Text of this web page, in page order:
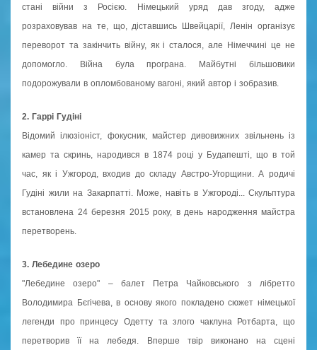
стані війни з Росією. Німецький уряд дав згоду, адже
розраховував на те, що, діставшись Швейцарії, Ленін організує
переворот та закінчить війну, як і сталося, але Німеччині це не
допомогло. Війна була програна. Майбутні більшовики
подорожували в опломбованому вагоні, який автор і зобразив.
2. Гаррі Гудіні
Відомий ілюзіоніст, фокусник, майстер дивовижних звільнень із
камер та скринь, народився в 1874 році у Будапешті, що в той
час, як і Ужгород, входив до складу Австро-Угорщини. А родичі
Гудіні жили на Закарпатті. Може, навіть в Ужгороді... Скульптура
встановлена 24 березня 2015 року, в день народження майстра
перетворень.
3. Лебедине озеро
"Лебедине озеро" – балет Петра Чайковського з лібретто
Володимира Бєгічева, в основу якого покладено сюжет німецької
легенди про принцесу Одетту та злого чаклуна Ротбарта, що
перетворив її на лебедя. Вперше твір виконано на сцені